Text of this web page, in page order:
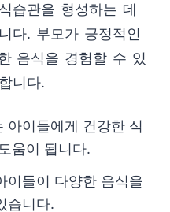
습관을 형성하는 데
다. 부모가 긍정적인
음식을 경험할 수 있
니다.
아이들에게 건강한 식
움이 됩니다.
이들이 다양한 음식을
습니다.